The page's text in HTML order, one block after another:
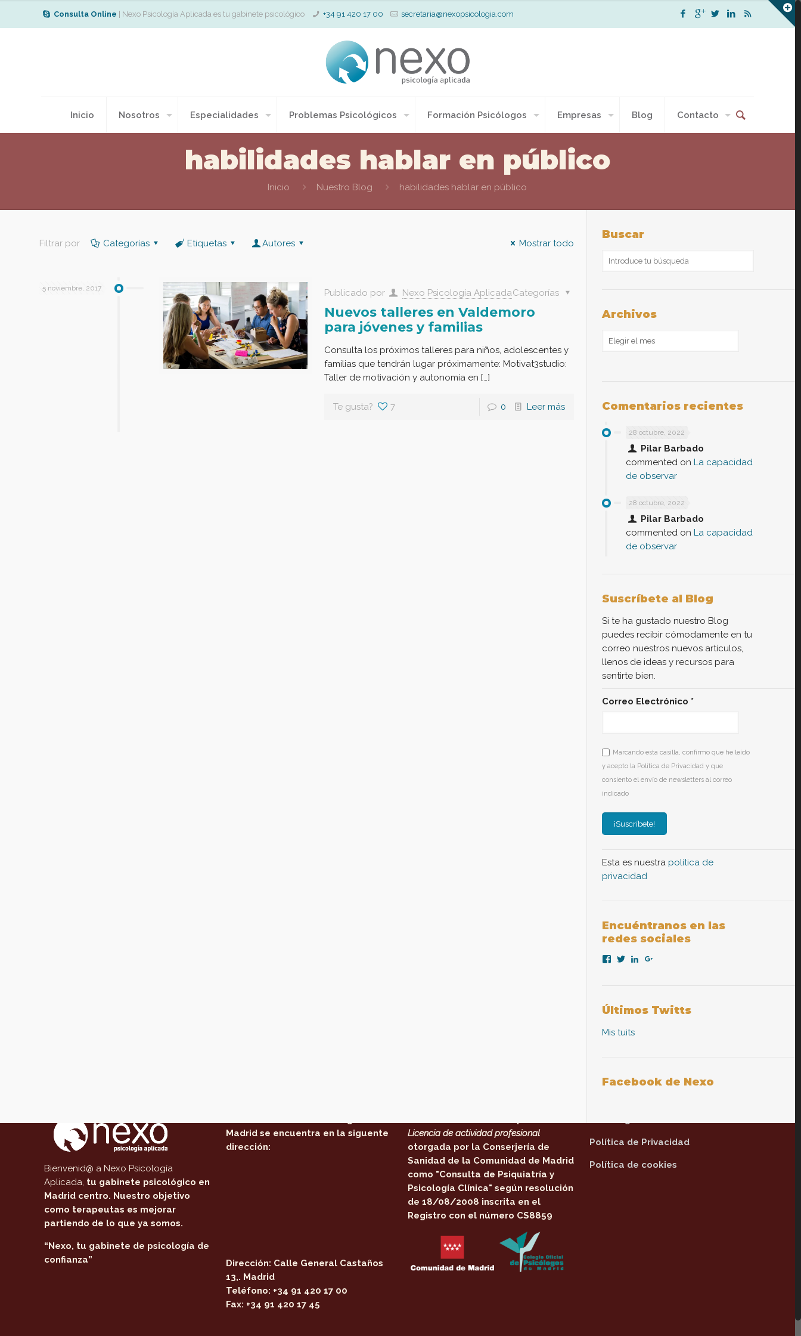
Consulta Online | Nexo Psicología Aplicada es tu gabinete psicológico +34 91 420 17 00 secretaria@nexopsicologia.com
Inicio Nosotros Especialidades Problemas Psicológicos Formación Psicólogos Empresas Blog Contacto
habilidades hablar en público
Inicio Nuestro Blog habilidades hablar en público
Filtrar por Categorías Etiquetas Autores Mostrar todo
5 noviembre, 2017 Publicado por Nexo Psicología AplicadaCategorías
Nuevos talleres en Valdemoro
para jóvenes y familias
Consulta los próximos talleres para niños, adolescentes y
familias que tendrán lugar próximamente: Motivat3studio:
Taller de motivación y autonomía en […]
Te gusta? 7 0 Leer más
Buscar
Archivos
Archivos
Comentarios recientes
28 octubre, 2022
Pilar Barbado
commented onLa capacidad
de observar
28 octubre, 2022
Pilar Barbado
commented onLa capacidad
de observar
Suscríbete al Blog
Si te ha gustado nuestro Blog
puedes recibir cómodamente en tu
correo nuestros nuevos artículos,
llenos de ideas y recursos para
sentirte bien.
Correo Electrónico*
Marcando esta casilla, confirmo que he leído
y acepto la Política de Privacidad y que
consiento el envío de newsletters al correo
indicado
Esta es nuestrapolítica de
privacidad
Encuéntranos en las
redes sociales
Ver
Facebook
Ver
Twitter
Ver
aplicada
en
Google+
Últimos Twitts
Mis tuits
Facebook de Nexo
Bienvenid@ a Nexo Psicología
Aplicada, tu gabinete psicológico en
Madrid centro. Nuestro objetivo
como terapeutas es mejorar
partiendo de lo que ya somos.
“Nexo, tu gabinete de psicología de
confianza”
Madrid se encuentra en la siguente
dirección:
Dirección: Calle General Castaños
13,. Madrid
Teléfono: +34 91 420 17 00
Fax: +34 91 420 17 45
Licencia de actividad profesional
otorgada por la Conserjería de
Sanidad de la Comunidad de Madrid
como "Consulta de Psiquiatría y
Psicología Clínica" según resolución
de 18/08/2008 inscrita en el
Registro con el número CS8859
Política de Privacidad
Política de cookies